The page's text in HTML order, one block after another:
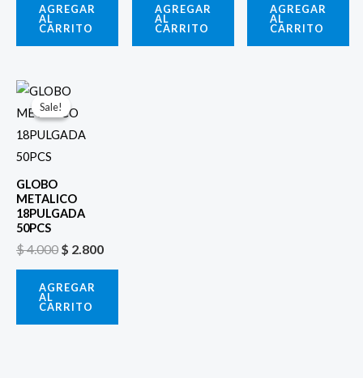
AGREGAR
AL
CARRITO
AGREGAR
AL
CARRITO
AGREGAR
AL
CARRITO
Sale!
Sale!
GLOBO
METALICO
18PULGADA
50PCS
$4.000
El
precio
original
era:
$ 2.800
AGREGAR
AL
CARRITO